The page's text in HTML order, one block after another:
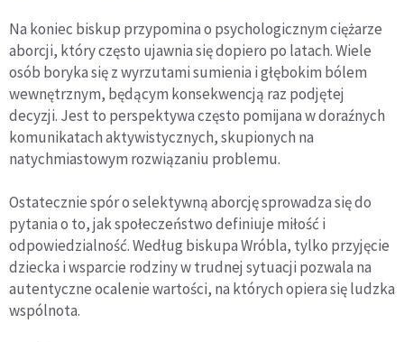
Na koniec biskup przypomina o psychologicznym ciężarze
aborcji, który często ujawnia się dopiero po latach. Wiele
osób boryka się z wyrzutami sumienia i głębokim bólem
wewnętrznym, będącym konsekwencją raz podjętej
decyzji. Jest to perspektywa często pomijana w doraźnych
komunikatach aktywistycznych, skupionych na
natychmiastowym rozwiązaniu problemu.
Ostatecznie spór o selektywną aborcję sprowadza się do
pytania o to, jak społeczeństwo definiuje miłość i
odpowiedzialność. Według biskupa Wróbla, tylko przyjęcie
dziecka i wsparcie rodziny w trudnej sytuacji pozwala na
autentyczne ocalenie wartości, na których opiera się ludzka
wspólnota.